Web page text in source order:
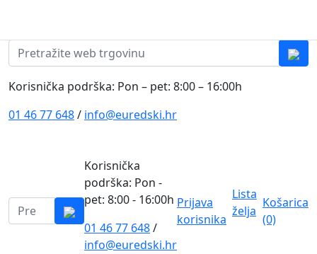
Pretraži:
Korisnička podrška: Pon – pet: 8:00 – 16:00h
01 46 77 648/ info@euredski.hr
Pretraži:
Korisnička
podrška: Pon -
pet: 8:00 - 16:00h
01 46 77 648/
info@euredski.hr
Prijava
korisnika
Lista
želja
Košarica
(0)